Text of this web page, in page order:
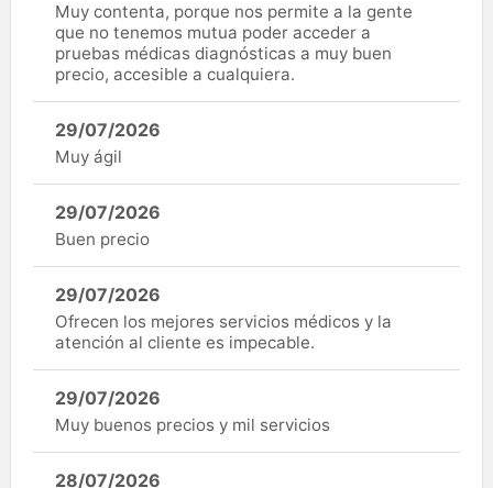
Muy contenta, porque nos permite a la gente
que no tenemos mutua poder acceder a
pruebas médicas diagnósticas a muy buen
precio, accesible a cualquiera.
29/07/2026
Muy ágil
29/07/2026
Buen precio
29/07/2026
Ofrecen los mejores servicios médicos y la
atención al cliente es impecable.
29/07/2026
Muy buenos precios y mil servicios
28/07/2026